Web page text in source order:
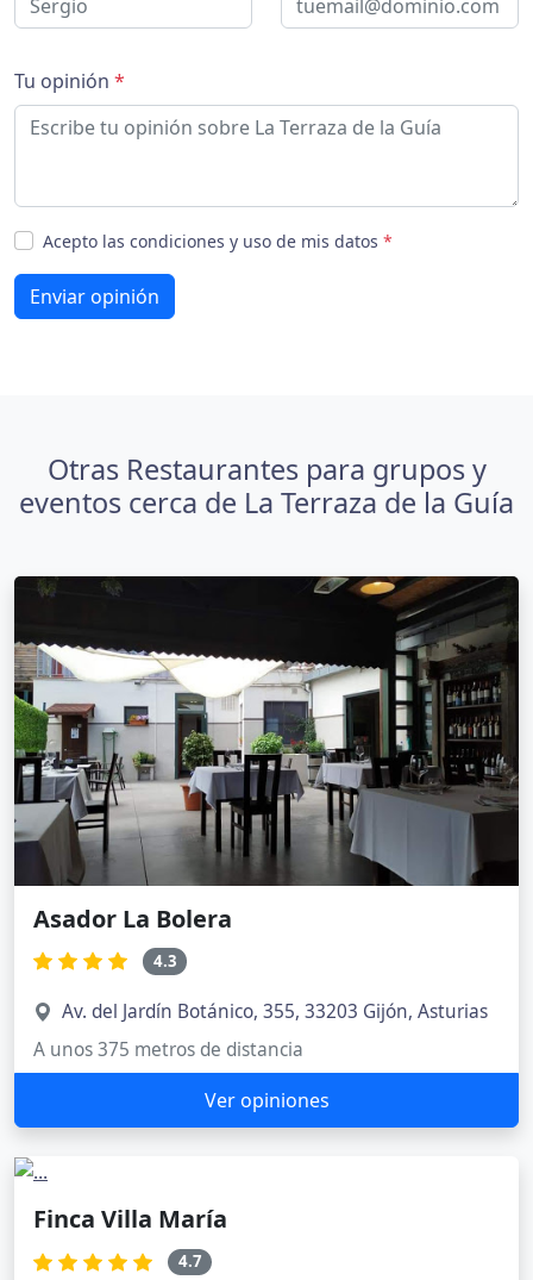
Tu opinión *
Acepto las condiciones y uso de mis datos *
Enviar opinión
Otras Restaurantes para grupos y
eventos cerca de La Terraza de la Guía
Asador La Bolera
4.3
Av. del Jardín Botánico, 355, 33203 Gijón, Asturias
A unos 375 metros de distancia
Ver opiniones
Finca Villa María
4.7